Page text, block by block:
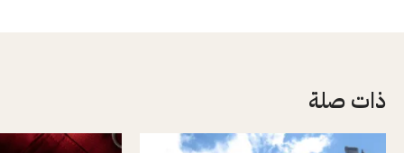
ذات صلة